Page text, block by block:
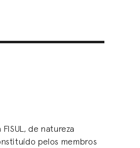
de natureza
pelos membros